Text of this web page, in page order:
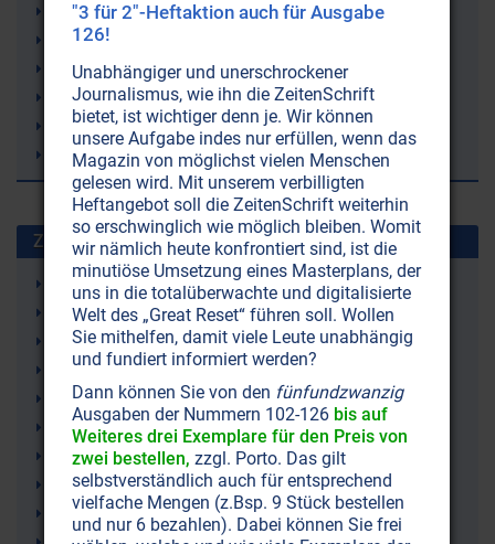
Kirlianfotografie
Indianer
Forschung
Elementarwesen
Chunder Bose
Blumen
Zuletzt gesuchte Stichworte
Ketone (Ketonkörper)
Ketogene Ernährung (Ketose)
Irland
Demenz
rTMS (repetitive Transkranielle Magnetstimulation)
Lithium
Trampolinspringen
Windkraft (Windräder)
Bienen
"3 für 2"-Heftaktion auch für Ausgabe
126!
Unabhängiger und unerschrockener
Journalismus, wie ihn die ZeitenSchrift
bietet, ist wichtiger denn je. Wir können
unsere Aufgabe indes nur erfüllen, wenn das
Magazin von möglichst vielen Menschen
gelesen wird. Mit unserem verbilligten
Heftangebot soll die ZeitenSchrift weiterhin
so erschwinglich wie möglich bleiben. Womit
wir nämlich heute konfrontiert sind, ist die
minutiöse Umsetzung eines Masterplans, der
uns in die totalüberwachte und digitalisierte
Welt des „Great Reset“ führen soll. Wollen
Sie mithelfen, damit viele Leute unabhängig
und fundiert informiert werden?
Dann können Sie von den fünfundzwanzig
Ausgaben der Nummern 102-126 bis auf
Weiteres drei Exemplare für den Preis von
zwei bestellen, zzgl. Porto. Das gilt
selbstverständlich auch für entsprechend
vielfache Mengen (z.Bsp. 9 Stück bestellen
und nur 6 bezahlen). Dabei können Sie frei